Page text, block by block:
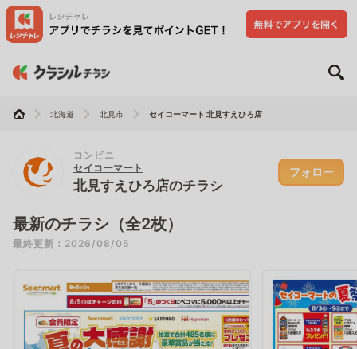
北海道 北見市 セイコーマート 北見すえひろ店
コンビニ
セイコーマート
北見すえひろ店のチラシ
フォロー
最新のチラシ（全2枚）
最終更新：2026/08/05